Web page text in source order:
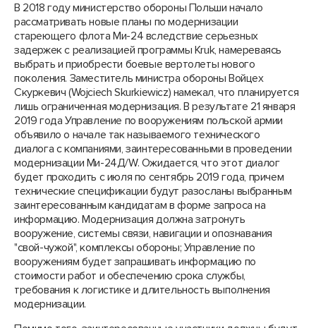
В 2018 году министерство обороны Польши начало
рассматривать новые планы по модернизации
стареющего флота Ми-24 вследствие серьезных
задержек с реализацией программы Kruk, намереваясь
выбрать и приобрести боевые вертолеты нового
поколения. Заместитель министра обороны Войцех
Скуркевич (Wojciech Skurkiewicz) намекал, что планируется
лишь ограниченная модернизация. В результате 21 января
2019 года Управление по вооружениям польской армии
объявило о начале так называемого технического
диалога с компаниями, заинтересованными в проведении
модернизации Ми-24Д/W. Ожидается, что этот диалог
будет проходить с июля по сентябрь 2019 года, причем
технические спецификации будут разосланы выбранным
заинтересованным кандидатам в форме запроса на
информацию. Модернизация должна затронуть
вооружение, системы связи, навигации и опознавания
"свой-чужой", комплексы обороны; Управление по
вооружениям будет запрашивать информацию по
стоимости работ и обеспечению срока службы,
требования к логистике и длительность выполнения
модернизации.